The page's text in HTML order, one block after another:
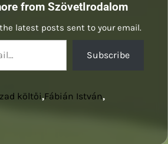
from SzövetIrodalom
latest posts sent to your email.
Subscribe
költői,Fábián István,